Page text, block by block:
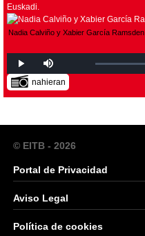
Euskadi.
Nadia Calviño y Xabier García Ramsden
nahieran
© EITB - 2026
Portal de Privacidad
Aviso Legal
Política de cookies